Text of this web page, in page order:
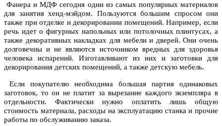
Фанера и МДФ сегодня одни из самых популярных материалов
для занятия хенд-мэйдом. Пользуются большим спросом они
также при отделке и декорировании помещений. Например, если
речь идет о фигурных напольных или потолочных плинтусах, а
также декоративных накладках для мебели и дверей. Они очень
долговечны и не являются источником вредных для здоровья
человека испарений. Изготавливают из них и заготовки для
декорирования детских помещений, а также детскую мебель.
Если покупателю необходима большая партия одинаковых
заготовок, то он не платит за вырезание каждого экземпляра в
отдельности. Фактически нужно оплатить лишь общую
стоимость материала, расходы на эксплуатацию станка и прочие
работы по обслуживанию заказа.